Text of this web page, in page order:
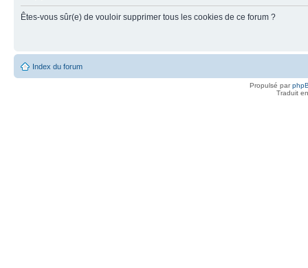
Êtes-vous sûr(e) de vouloir supprimer tous les cookies de ce forum ?
Index du forum
Propulsé par
Traduit